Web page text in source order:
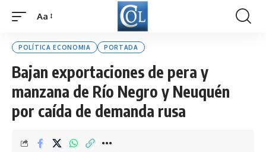
Font
Aa
POLÍTICA ECONOMIA PORTADA
Bajan exportaciones de pera y
manzana de Río Negro y Neuquén
por caída de demanda rusa